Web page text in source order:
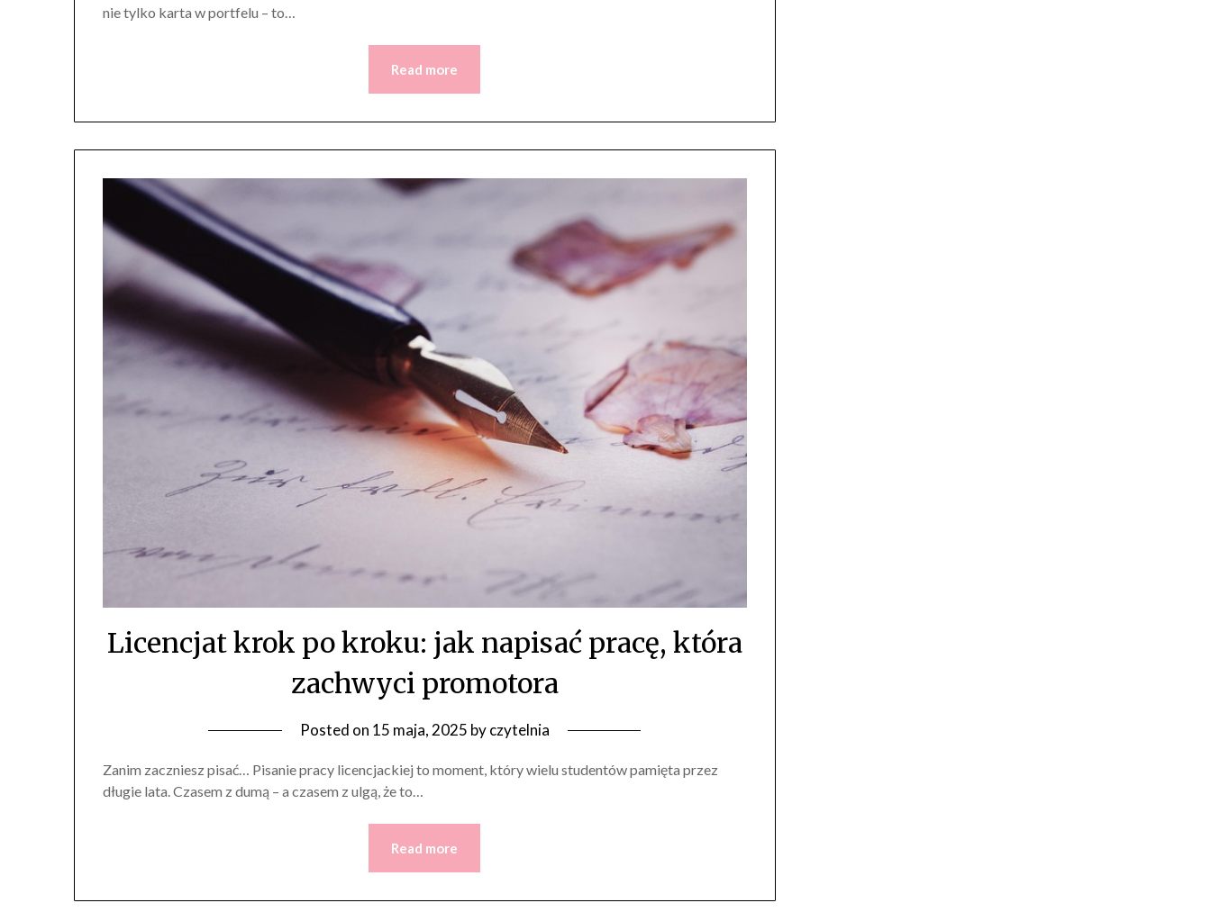
nie tylko karta w portfelu – to…
Read more
Licencjat krok po kroku: jak napisać pracę, która
zachwyci promotora
Posted on 15 maja, 2025 byczytelnia
Zanim zaczniesz pisać… Pisanie pracy licencjackiej to moment, który wielu studentów pamięta przez
długie lata. Czasem z dumą – a czasem z ulgą, że to…
Read more